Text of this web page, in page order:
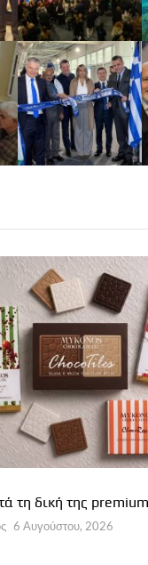
Η Μεσσηνία
Γιώργος Καραχρήστος